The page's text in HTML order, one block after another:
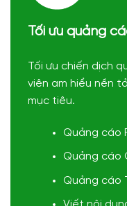
Tối ưu quảng
Tối ưu chiến dịch
viên am hiểu nền
mục tiêu.
Quảng cáo
Quảng cáo
Quảng cáo